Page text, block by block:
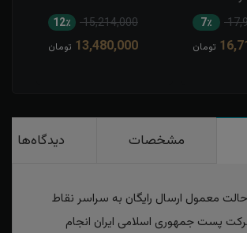
7٪
تومان
15,214,000 12٪
13,480,000 تومان
مشخصات دیدگاه‌ها
معمول ارسال رایگان به سراسر نقاط
پست جمهوری اسلامی ایران انجام